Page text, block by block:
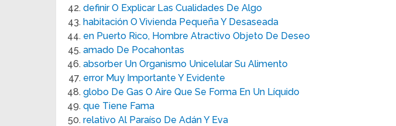
definir O Explicar Las Cualidades De Algo
habitación O Vivienda Pequeña Y Desaseada
en Puerto Rico, Hombre Atractivo Objeto De Deseo
amado De Pocahontas
absorber Un Organismo Unicelular Su Alimento
error Muy Importante Y Evidente
globo De Gas O Aire Que Se Forma En Un Líquido
que Tiene Fama
relativo Al Paraíso De Adán Y Eva